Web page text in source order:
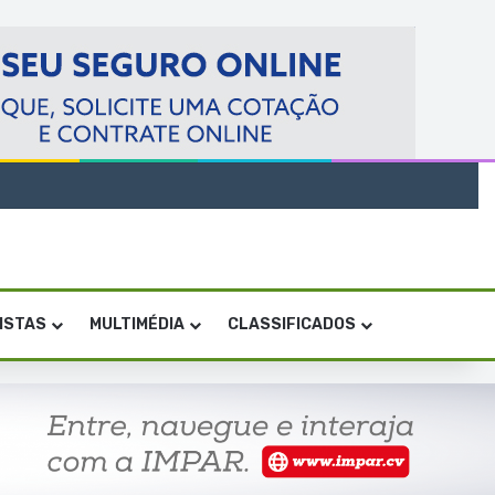
MULTIMÉDIA CLASSIFICADOS